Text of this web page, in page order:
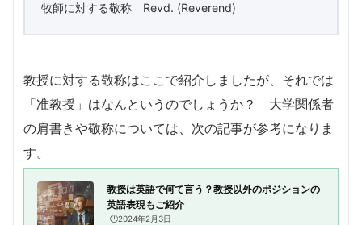
牧師に対する敬称 Revd. (Reverend)
教授に対する敬称はここで紹介しましたが、それでは
「准教授」はなんというのでしょうか？ 大学関係者
の肩書きや敬称については、次の記事が参考になりま
す。
教授は英語で何て言う？教授以外のポジションの
英語表現もご紹介
🕒️2024年2月3日